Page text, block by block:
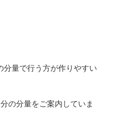
分量で行う方が作りやすい
の分量をご案内していま